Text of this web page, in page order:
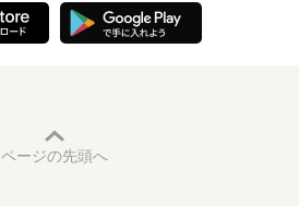
ページの先頭へ